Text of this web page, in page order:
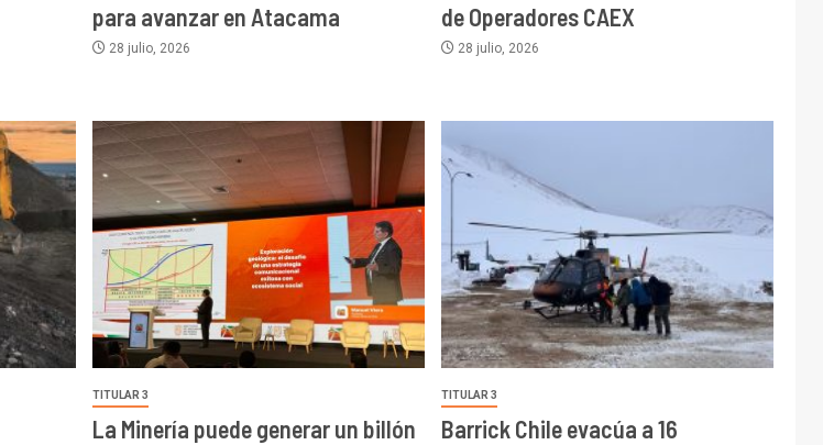
para avanzar en Atacama
28 julio, 2026
de Operadores CAEX
28 julio, 2026
TITULAR 3
La Minería puede generar un billón
TITULAR 3
Barrick Chile evacúa a 16